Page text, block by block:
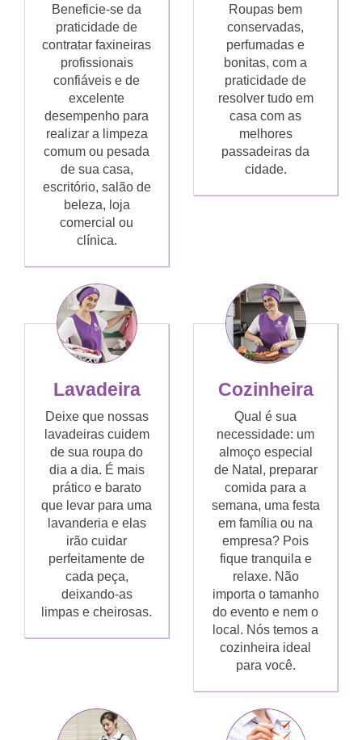
Beneficie-se da
praticidade de
contratar faxineiras
profissionais
confiáveis e de
excelente
desempenho para
realizar a limpeza
comum ou pesada
de sua casa,
escritório, salão de
beleza, loja
comercial ou
clínica.
Roupas bem
conservadas,
perfumadas e
bonitas, com a
praticidade de
resolver tudo em
casa com as
melhores
passadeiras da
cidade.
Lavadeira
Deixe que nossas
lavadeiras cuidem
de sua roupa do
dia a dia. É mais
prático e barato
que levar para uma
lavanderia e elas
irão cuidar
perfeitamente de
cada peça,
deixando-as
limpas e cheirosas.
Cozinheira
Qual é sua
necessidade: um
almoço especial
de Natal, preparar
comida para a
semana, uma festa
em família ou na
empresa? Pois
fique tranquila e
relaxe. Não
importa o tamanho
do evento e nem o
local. Nós temos a
cozinheira ideal
para você.